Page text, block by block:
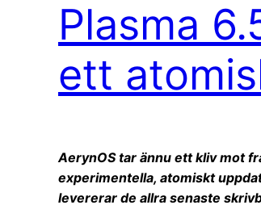
Plasma
ett
AerynOS tar ännu ett kliv mot
experimentella, atomiskt
levererar de allra senaste